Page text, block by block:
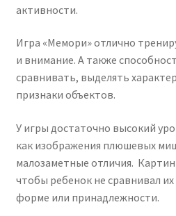
активности.
Игра «Мемори» отлично
и внимание. А также
сравнивать, выделять
признаки объектов.
У игры достаточно высокий
как изображения плюшевых
малозаметные отличия.
чтобы ребенок не сравнивал
форме или принадлежности.